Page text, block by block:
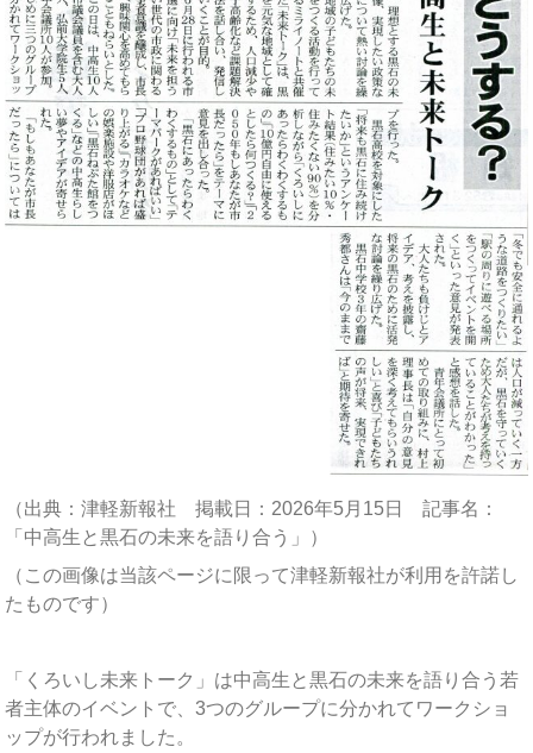
（出典：津軽新報社 掲載日：2026年5月15日 記事名：
「中高生と黒石の未来を語り合う」）
（この画像は当該ページに限って津軽新報社が利用を許諾し
たものです）
「くろいし未来トーク」は中高生と黒石の未来を語り合う若
者主体のイベントで、3つのグループに分かれてワークショ
ップが行われました。